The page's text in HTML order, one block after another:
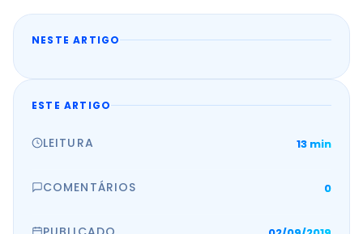
NESTE ARTIGO
ESTE ARTIGO
LEITURA 13 min
COMENTÁRIOS 0